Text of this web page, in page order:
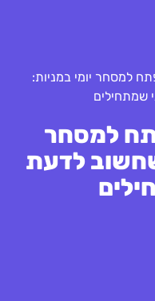
למסחר יומי במניות:
שמתחילים
למסחר
לדעת